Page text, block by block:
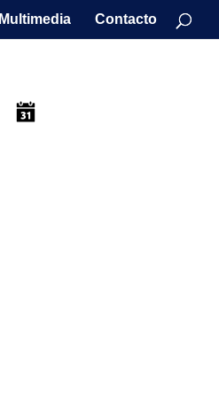
Multimedia Contacto